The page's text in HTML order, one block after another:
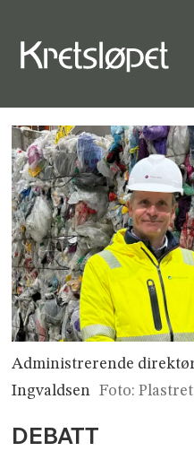
Administrerende
Ingvaldsen
Foto:
DEBATT